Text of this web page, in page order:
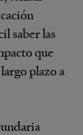
saber las
que
plazo a